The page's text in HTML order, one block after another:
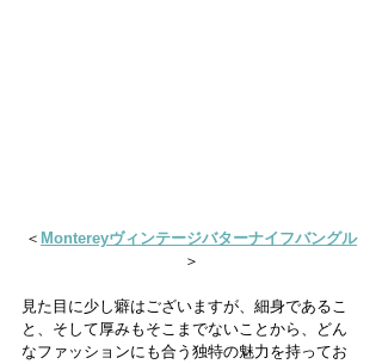
＜ Montereyヴィンテージバターナイフバングル
＞
見た目に少し癖はございますが、細身であるこ
と、そして厚みもそこまでないことから、どん
なファッションにも合う独特の魅力を持ってお